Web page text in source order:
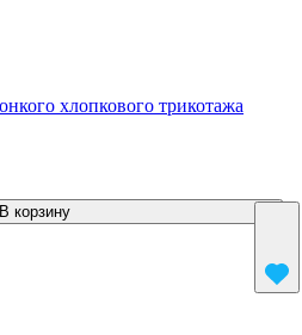
хлопкового трикотажа
В корзину